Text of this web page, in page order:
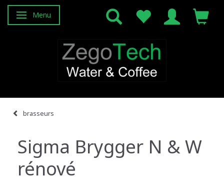
Basculer la navigation
Menu
brasseurs
Sigma Brygger N & W
rénové